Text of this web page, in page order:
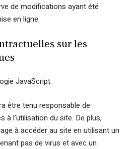
de modifications ayant été
en ligne.
sur les
JavaScript.
être tenu responsable de
à l’utilisation du site. De plus,
à accéder au site en utilisant un
pas de virus et avec un